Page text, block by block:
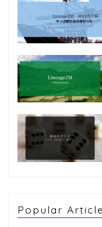
Popular Article